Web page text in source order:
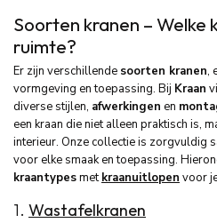
Soorten kranen – Welke
ruimte?
Er zijn verschillende soorten kranen,
vormgeving en toepassing. Bij Kraan
diverse stijlen, afwerkingen en
een kraan die niet alleen praktisch is,
interieur. Onze collectie is zorgvuldig
voor elke smaak en toepassing.
kraantypesmetkraanuitlopen voor
1. Wastafelkranen